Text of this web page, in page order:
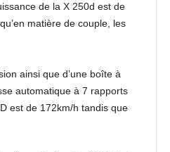
de la X 250d est de
matière de couple, les
ainsi que d’une boîte à
automatique à 7 rapports
est de 172km/h tandis que